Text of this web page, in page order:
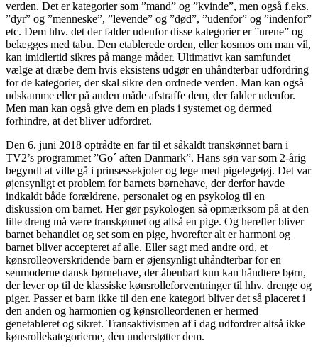
verden. Det er kategorier som ”mand” og ”kvinde”, men også f.eks.
”dyr” og ”menneske”, ”levende” og ”død”, ”udenfor” og ”indenfor”
etc. Dem hhv. det der falder udenfor disse kategorier er ”urene” og
belægges med tabu. Den etablerede orden, eller kosmos om man vil,
kan imidlertid sikres på mange måder. Ultimativt kan samfundet
vælge at dræbe dem hvis eksistens udgør en uhåndterbar udfordring
for de kategorier, der skal sikre den ordnede verden. Man kan også
udskamme eller på anden måde afstraffe dem, der falder udenfor.
Men man kan også give dem en plads i systemet og dermed
forhindre, at det bliver udfordret.
Den 6. juni 2018 optrådte en far til et såkaldt transkønnet barn i
TV2’s programmet ”Go´ aften Danmark”. Hans søn var som 2-årig
begyndt at ville gå i prinsessekjoler og lege med pigelegetøj. Det var
øjensynligt et problem for barnets børnehave, der derfor havde
indkaldt både forældrene, personalet og en psykolog til en
diskussion om barnet. Her gør psykologen så opmærksom på at den
lille dreng må være transkønnet og altså en pige. Og herefter bliver
barnet behandlet og set som en pige, hvorefter alt er harmoni og
barnet bliver accepteret af alle. Eller sagt med andre ord, et
kønsrolleoverskridende barn er øjensynligt uhåndterbar for en
senmoderne dansk børnehave, der åbenbart kun kan håndtere børn,
der lever op til de klassiske kønsrolleforventninger til hhv. drenge og
piger. Passer et barn ikke til den ene kategori bliver det så placeret i
den anden og harmonien og kønsrolleordenen er hermed
genetableret og sikret. Transaktivismen af i dag udfordrer altså ikke
kønsrollekategorierne, den understøtter dem.